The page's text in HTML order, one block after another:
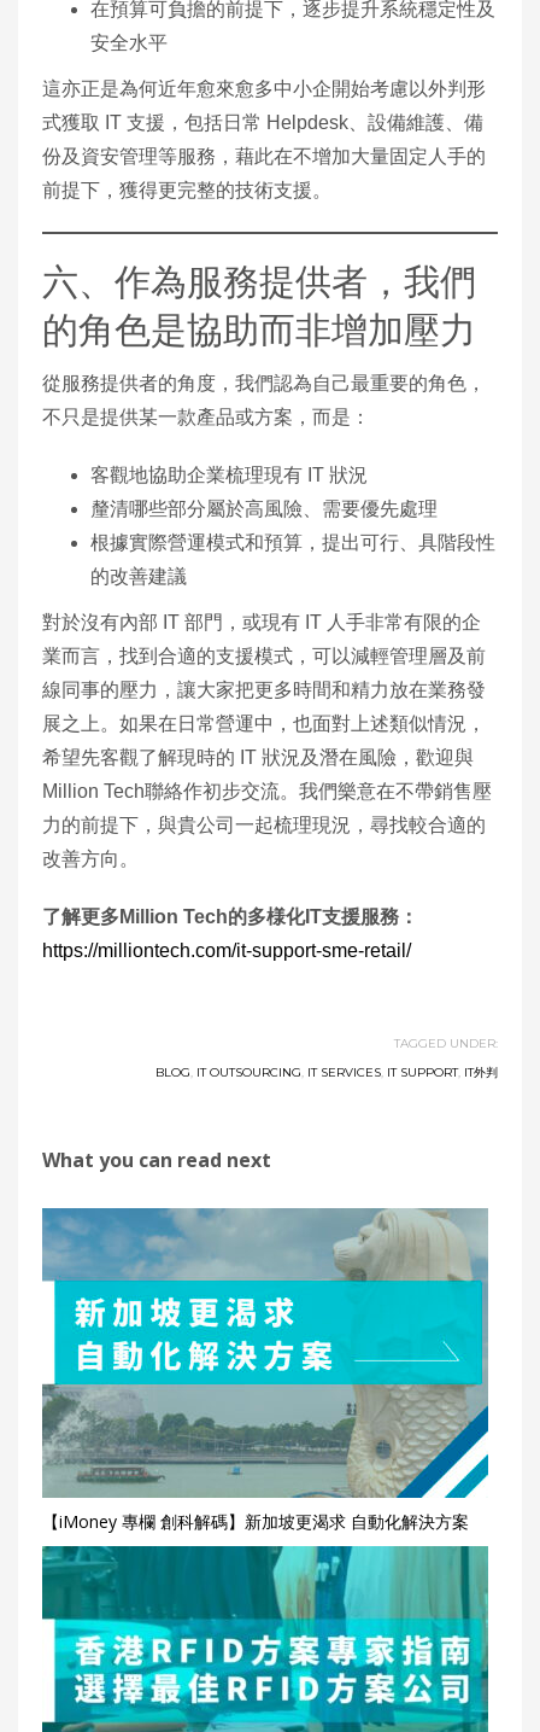
在預算可負擔的前提下，逐步提升系統穩定性及
安全水平
這亦正是為何近年愈來愈多中小企開始考慮以外判形
式獲取 IT 支援，包括日常 Helpdesk、設備維護、備
份及資安管理等服務，藉此在不增加大量固定人手的
前提下，獲得更完整的技術支援。
六、作為服務提供者，我們
的角色是協助而非增加壓力
從服務提供者的角度，我們認為自己最重要的角色，
不只是提供某一款產品或方案，而是：
客觀地協助企業梳理現有 IT 狀況
釐清哪些部分屬於高風險、需要優先處理
根據實際營運模式和預算，提出可行、具階段性
的改善建議
對於沒有內部 IT 部門，或現有 IT 人手非常有限的企
業而言，找到合適的支援模式，可以減輕管理層及前
線同事的壓力，讓大家把更多時間和精力放在業務發
展之上。如果在日常營運中，也面對上述類似情況，
希望先客觀了解現時的 IT 狀況及潛在風險，歡迎與
Million Tech聯絡作初步交流。我們樂意在不帶銷售壓
力的前提下，與貴公司一起梳理現況，尋找較合適的
改善方向。
了解更多Million Tech的多様化IT支援服務：
https://milliontech.com/it-support-sme-retail/
TAGGED UNDER:
BLOG, IT OUTSOURCING, IT SERVICES, IT SUPPORT, IT外判
What you can read next
【iMoney 專欄 創科解碼】新加坡更渴求 自動化解決方案